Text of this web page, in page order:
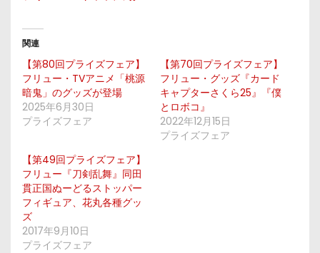
関連
【第80回プライズフェア】
フリュー・TVアニメ「桃源
暗鬼」のグッズが登場
2025年6月30日
プライズフェア
【第70回プライズフェア】
フリュー・グッズ『カード
キャプターさくら25』『僕
とロボコ』
2022年12月15日
プライズフェア
【第49回プライズフェア】
フリュー『刀剣乱舞』同田
貫正国ぬーどるストッパー
フィギュア、花丸各種グッ
ズ
2017年9月10日
プライズフェア